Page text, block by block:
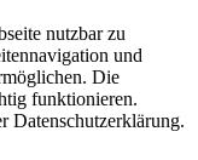
nutzbar zu
und
Die
funktionieren.
Datenschutzerklärung.